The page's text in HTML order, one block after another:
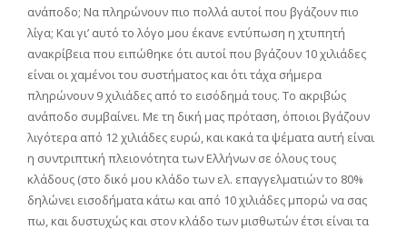
ανάποδο; Να πληρώνουν πιο πολλά αυτοί που βγάζουν πιο
λίγα; Και γι’ αυτό το λόγο μου έκανε εντύπωση η χτυπητή
ανακρίβεια που ειπώθηκε ότι αυτοί που βγάζουν 10 χιλιάδες
είναι οι χαμένοι του συστήματος και ότι τάχα σήμερα
πληρώνουν 9 χιλιάδες από το εισόδημά τους. Το ακριβώς
ανάποδο συμβαίνει. Με τη δική μας πρόταση, όποιοι βγάζουν
λιγότερα από 12 χιλιάδες ευρώ, και κακά τα ψέματα αυτή είναι
η συντριπτική πλειονότητα των Ελλήνων σε όλους τους
κλάδους (στο δικό μου κλάδο των ελ. επαγγελματιών το 80%
δηλώνει εισοδήματα κάτω και από 10 χιλιάδες μπορώ να σας
πω, και δυστυχώς και στον κλάδο των μισθωτών έτσι είναι τα